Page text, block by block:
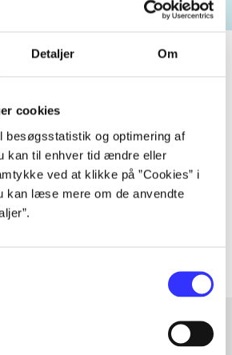
Detaljer Om
cookies
besøgsstatistik og optimering af
kan til enhver tid ændre eller
ved at klikke på ”Cookies” i
kan læse mere om de anvendte
dolor sit amet ...
ofte om